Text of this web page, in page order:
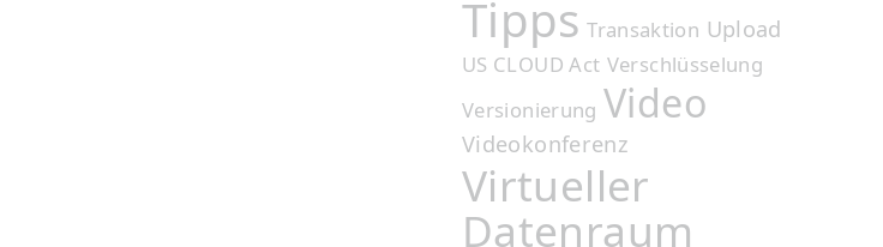
Tipps Transaktion Upload
US CLOUD Act Verschlüsselung
Versionierung Video
Videokonferenz
Virtueller
Datenraum